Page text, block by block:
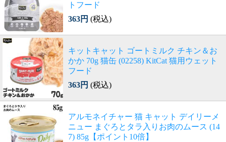
トフード
363円 (税込)
キットキャット ゴートミルク チキン＆お
かか 70g 猫缶 (02258) KitCat 猫用ウェット
フード
363円 (税込)
アルモネイチャー 猫 キャット デイリーメ
ニュー まぐろとタラ入りお肉のムース (14
7) 85g【ポイント10倍】